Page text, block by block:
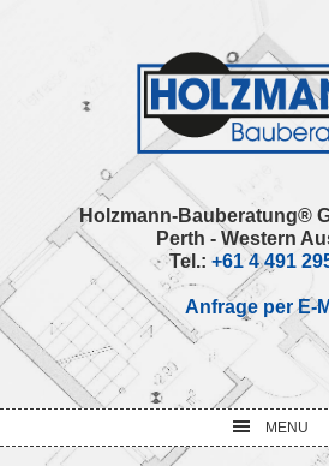
navigation
Holzmann-Bauberatung®
Perth - Western
Tel.: +61 4 491
Anfrage per E-
MENU